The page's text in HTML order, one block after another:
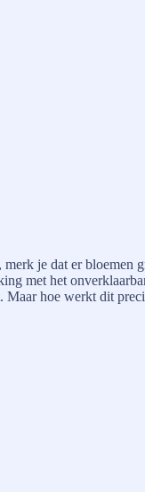
je dat er
met het
hoe werkt dit